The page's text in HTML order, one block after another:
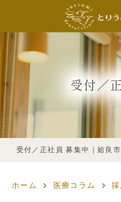
受付／
受付／正社員 募集中｜姶良
ホーム 医療コラム